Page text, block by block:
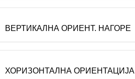
ВЕРТИКАЛНА ОРИЕНТ. НАГОРЕ
ХОРИЗОНТАЛНА ОРИЕНТАЦИЈА